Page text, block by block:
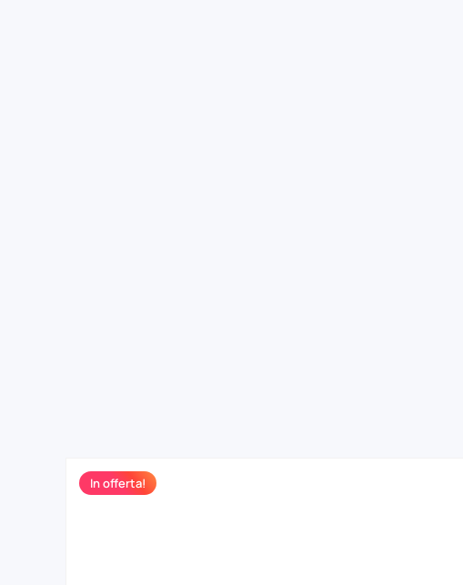
In offerta!